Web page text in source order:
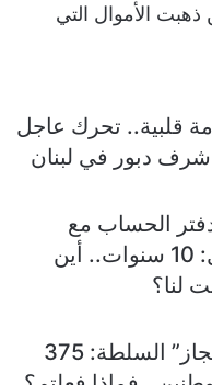
الأموال التي
قلبية.. تحرك عاجل
أشرف دبور في لبنان
الحساب مع
محمود العالول: 10 سنوات.. أين
لنا؟
سخرية من “إنجاز” السلطة: 375